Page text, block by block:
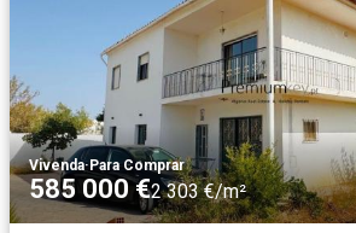
Vivenda·Para Comprar
585 000 €2 303 €/m²